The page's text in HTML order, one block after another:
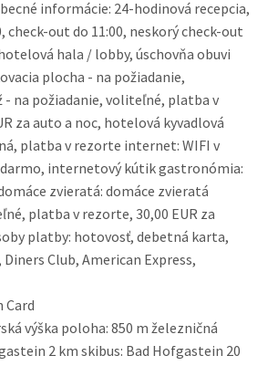
informácie: 24-hodinová recepcia,
check-out do 11:00, neskorý check-out
hala / lobby, úschovňa obuvi
plocha - na požiadanie,
- na požiadanie, voliteľné, platba v
za auto a noc, hotelová kyvadlová
platba v rezorte internet: WIFI v
internetový kútik gastronómia:
zvieratá: domáce zvieratá
platba v rezorte, 30,00 EUR za
platby: hotovosť, debetná karta,
Club, American Express,
Card
výška poloha: 850 m železničná
2 km skibus: Bad Hofgastein 20